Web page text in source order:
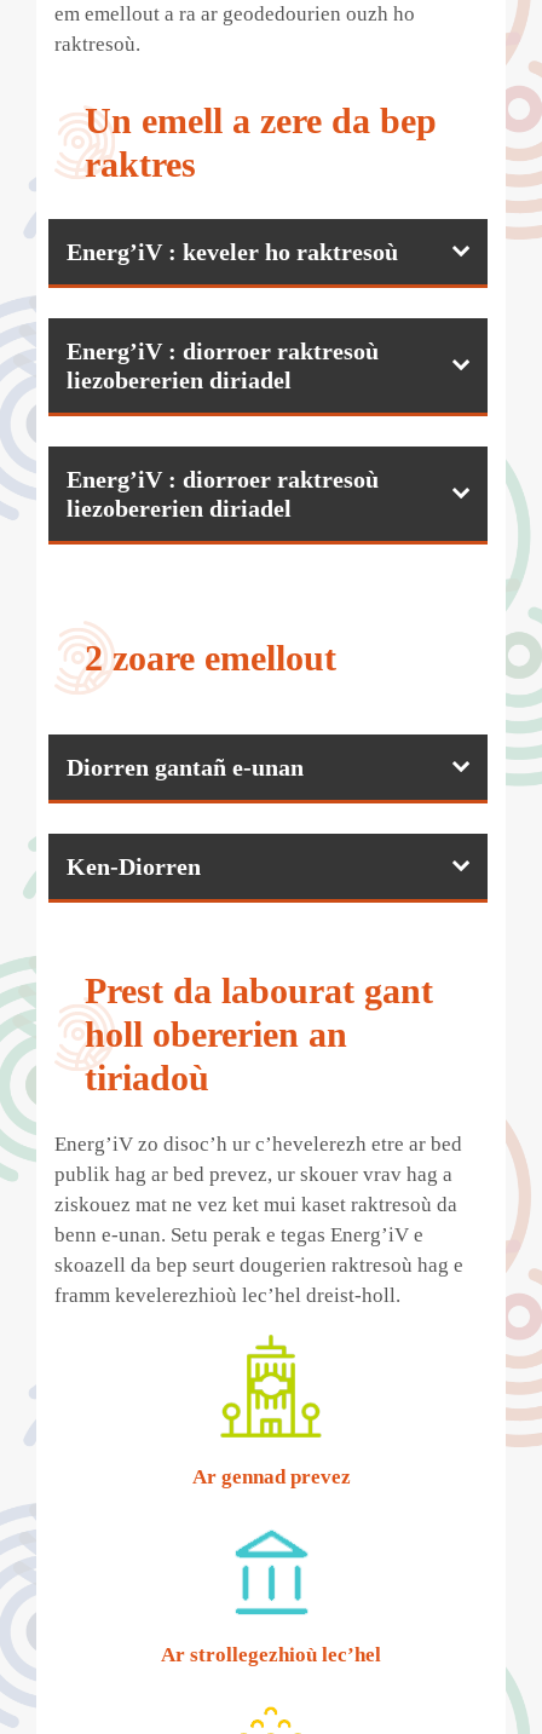
em emellout a ra ar geodedourien ouzh ho
raktresoù.
Un emell a zere da bep
raktres
Energ’iV : keveler ho raktresoù
Energ’iV : diorroer raktresoù
liezobererien diriadel
Energ’iV : diorroer raktresoù
liezobererien diriadel
2 zoare emellout
Diorren gantañ e-unan
Ken-Diorren
Prest da labourat gant
holl obererien an
tiriadoù
Energ’iV zo disoc’h ur c’hevelerezh etre ar bed
publik hag ar bed prevez, ur skouer vrav hag a
ziskouez mat ne vez ket mui kaset raktresoù da
benn e-unan. Setu perak e tegas Energ’iV e
skoazell da bep seurt dougerien raktresoù hag e
framm kevelerezhioù lec’hel dreist-holl.
Ar gennad prevez
Ar strollegezhioù lec’hel